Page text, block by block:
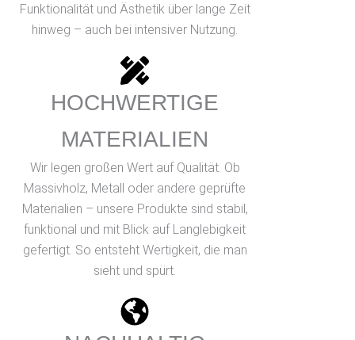
Funktionalität und Ästhetik über lange Zeit
hinweg – auch bei intensiver Nutzung.
HOCHWERTIGE
MATERIALIEN
Wir legen großen Wert auf Qualität. Ob
Massivholz, Metall oder andere geprüfte
Materialien – unsere Produkte sind stabil,
funktional und mit Blick auf Langlebigkeit
gefertigt. So entsteht Wertigkeit, die man
sieht und spürt.